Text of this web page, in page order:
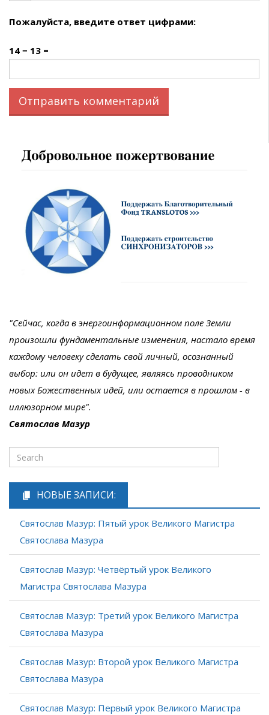
Пожалуйста, введите ответ цифрами:
14 − 13 =
"Сейчас, когда в энергоинформационном поле Земли
произошли фундаментальные изменения, настало время
каждому человеку сделать свой личный, осознанный
выбор: или он идет в будущее, являясь проводником
новых Божественных идей, или остается в прошлом - в
иллюзорном мире".
Святослав Мазур
НОВЫЕ ЗАПИСИ:
Святослав Мазур: Пятый урок Великого Магистра
Святослава Мазура
Святослав Мазур: Четвёртый урок Великого
Магистра Святослава Мазура
Святослав Мазур: Третий урок Великого Магистра
Святослава Мазура
Святослав Мазур: Второй урок Великого Магистра
Святослава Мазура
Святослав Мазур: Первый урок Великого Магистра